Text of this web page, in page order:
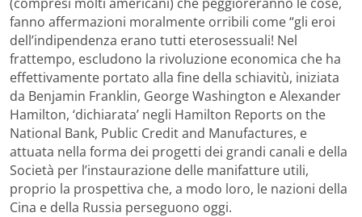
fanno affermazioni moralmente orribili come “gli eroi
dell’indipendenza erano tutti eterosessuali! Nel
frattempo, escludono la rivoluzione economica che ha
effettivamente portato alla fine della schiavitù, iniziata
da Benjamin Franklin, George Washington e Alexander
Hamilton, ‘dichiarata’ negli Hamilton Reports on the
National Bank, Public Credit and Manufactures, e
attuata nella forma dei progetti dei grandi canali e della
Società per l’instaurazione delle manifatture utili,
proprio la prospettiva che, a modo loro, le nazioni della
Cina e della Russia perseguono oggi.